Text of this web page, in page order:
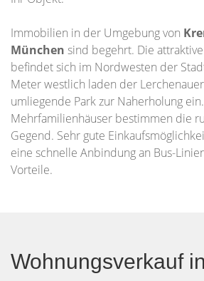
Immobilien in der Umgebung von
München sind begehrt. Die
befindet sich im Nordwesten der
Meter westlich laden der
umliegende Park zur Naherholung
Mehrfamilienhäuser bestimmen die
Gegend. Sehr gute
eine schnelle Anbindung an Bus-
Vorteile.
Wohnungsverkauf